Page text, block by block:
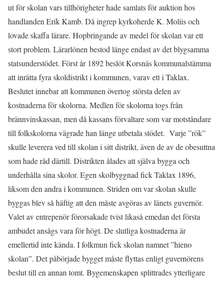
ut för skolan vars tillhörigheter hade samlats för auktion hos
handlanden Erik Kamb. Då ingrep kyrkoherde K. Moliis och
lovade skaffa lärare. Hopbringande av medel för skolan var ett
stort problem. Lärarlönen bestod länge endast av det blygsamma
statsunderstödet. Först år 1892 beslöt Korsnäs kommunalstämma
att inrätta fyra skoldistrikt i kommunen, varav ett i Taklax.
Beslutet innebar att kommunen övertog största delen av
kostnaderna för skolorna. Medlen för skolorna togs från
brännvinskassan, men då kassans förvaltare som var motståndare
till folkskolorna vägrade han länge utbetala stödet. Varje ”rök”
skulle leverera ved till skolan i sitt distrikt, även de av de obesuttna
som hade råd därtill. Distrikten ålades att själva bygga och
underhålla sina skolor. Egen skolbyggnad fick Taklax 1896,
liksom den andra i kommunen. Striden om var skolan skulle
byggas blev så häftig att den måste avgöras av länets guvernör.
Valet av entrepenör förorsakade tvist likaså emedan det första
ambudet ansågs vara för högt. De slutliga kostnaderna är
emellertid inte kända. I folkmun fick skolan namnet ”hieno
skolan”. Det påbörjade bygget måste flyttas enligt guvernörens
beslut till en annan tomt. Bygemenskapen splittrades ytterligare